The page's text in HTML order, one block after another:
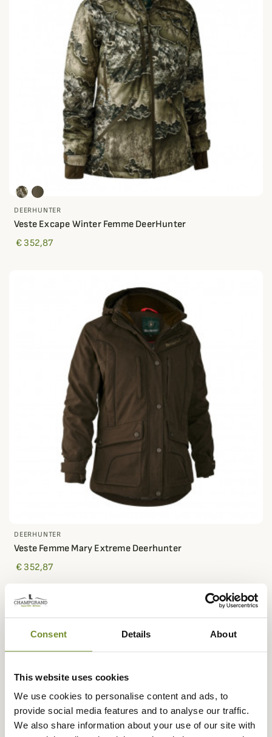
Consent Details About
This website uses cookies
We use cookies to personalise content and ads, to
provide social media features and to analyse our traffic.
We also share information about your use of our site with
DEERHUNTER
Veste Excape Winter Femme DeerHunter
€ 352,87
DEERHUNTER
Veste Femme Mary Extreme Deerhunter
€ 352,87